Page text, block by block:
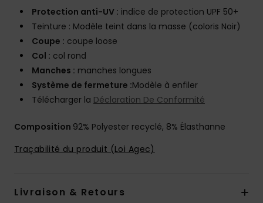
Protection anti-UV : indice de protection UPF 50+
Teinture : Modèle teint dans la masse (coloris Noir)
Coupe : coupe loose
Col : col rond
Manches : manches longues
Système de fermeture :Modèle à enfiler
Télécharger la Déclaration De Conformité
Composition 92% Polyester recyclé, 8% Élasthanne
Traçabilité du produit (Loi Agec)
Livraison & Retours